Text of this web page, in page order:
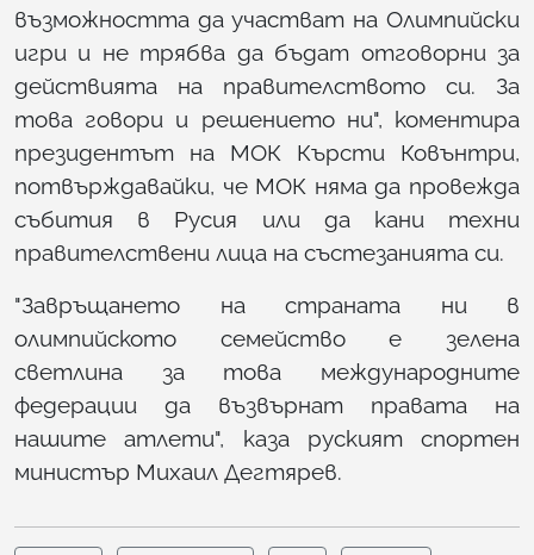
възможността да участват на Олимпийски
игри и не трябва да бъдат отговорни за
действията на правителството си. За
това говори и решението ни", коментира
президентът на МОК Кърсти Ковънтри,
потвърждавайки, че МОК няма да провежда
събития в Русия или да кани техни
правителствени лица на състезанията си.
"Завръщането на страната ни в
олимпийското семейство е зелена
светлина за това международните
федерации да възвърнат правата на
нашите атлети", каза руският спортен
министър Михаил Дегтярев.